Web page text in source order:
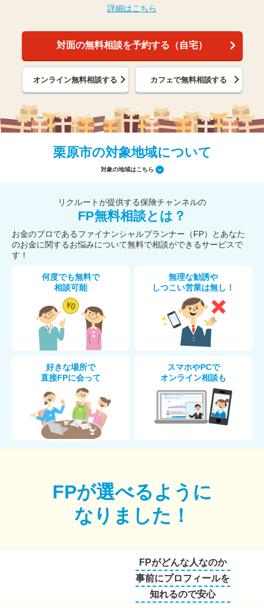
詳細はこちら
対面の無料相談を予約する（自宅）
オンライン無料相談する カフェで無料相談する
栗原市の対象地域について
対象の地域はこちら
リクルートが提供する保険チャンネルの
FP無料相談とは？
お金のプロであるファイナンシャルプランナー（FP）とあなた
のお金に関するお悩みについて無料で相談ができるサービスで
す！
何度でも無料で
相談可能
無理な勧誘や
しつこい営業は無し！
好きな場所で
直接FPに会って
スマホやPCで
オンライン相談も
FPが選べるように
なりました！
FPがどんな人なのか
事前にプロフィールを
知れるので安心